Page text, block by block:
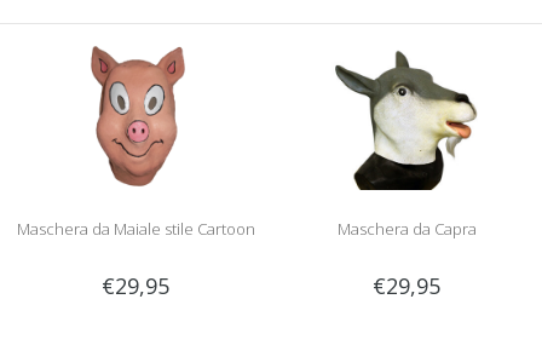
Maschera da Maiale stile Cartoon
€29,95
Maschera da Capra
€29,95